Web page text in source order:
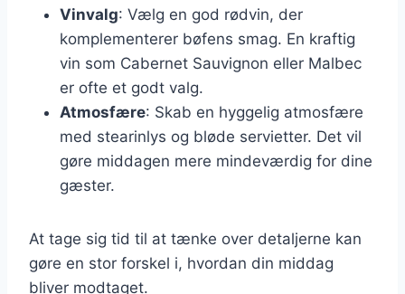
Vinvalg: Vælg en god rødvin, der
komplementerer bøfens smag. En kraftig
vin som Cabernet Sauvignon eller Malbec
er ofte et godt valg.
Atmosfære: Skab en hyggelig atmosfære
med stearinlys og bløde servietter. Det vil
gøre middagen mere mindeværdig for dine
gæster.
At tage sig tid til at tænke over detaljerne kan
gøre en stor forskel i, hvordan din middag
bliver modtaget.